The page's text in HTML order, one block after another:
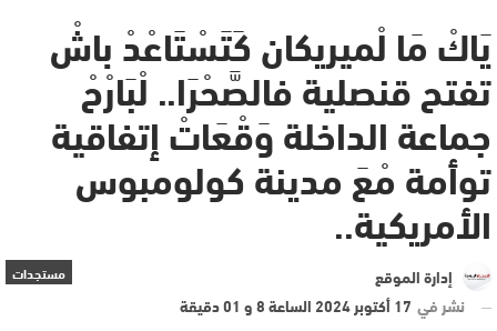
يَاكْ مَا لْميريكان كَتَسْتَاعْدْ باشْ
تفتح قنصلية فالصَّحْرَا.. لْبَارْحْ
جماعة الداخلة وَقْعَاتْ إتفاقية
توأمة مْعَ مدينة كولومبوس
الأمريكية..
مستجدات
إدارة الموقع
نشر في 17 أكتوبر 2024 الساعة 8 و 01 دقيقة